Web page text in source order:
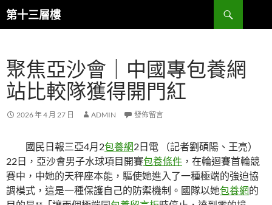
跳
至
內
容
第十三層樓
搜
尋
聚焦亞沙會｜中國專包養網
站比較隊獲得開門紅
2026 年 4 月 27 日 ADMIN 發佈留言
國民日報三亞4月2包養網2日電 （記者劉碩陽、王亮）
22日，亞沙會男子水球項目開賽包養條件 ，在輪迴賽首輪競
賽中，中她的天秤座本能，驅使她進入了一種極端的強迫協
調模式，這是一種保護自己的防禦機制。國隊以她包養網的